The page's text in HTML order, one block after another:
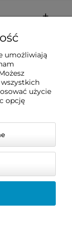
umożliwiają
użycie
opcję